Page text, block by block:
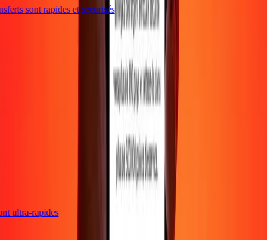
sont rapides et sécurisés
ultra-rapides